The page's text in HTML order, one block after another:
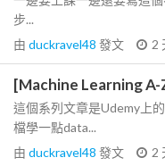
步...
由 duckravel48 發文 2
[Machine Learning
這個系列文章是Udemy上
檔學一點data...
由 duckravel48 發文 2